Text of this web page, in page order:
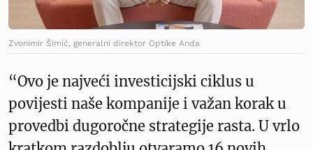
Zvonimir Šimić, generalni direktor Optike Anda
“Ovo je najveći investicijski ciklus u
povijesti naše kompanije i važan korak u
provedbi dugoročne strategije rasta. U vrlo